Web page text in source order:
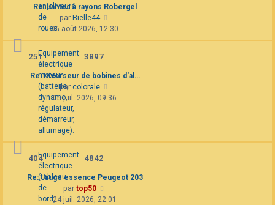
enjoliveurs
de
roues.
Re: Jantes à rayons Robergel
par Bielle44
le
dernier
06 août 2026, 12:30
Equipement
électrique
moteur
(batterie,
dynamo,
régulateur,
démarreur,
allumage).
251 3897
Re: Inverseur de bobines d'al…
parcolorale
le
05 juil. 2026, 09:36
Equipement
électrique
(tableau
de
bord,
404 4842
Re: Jauge essence Peugeot 203
partop50
le
24 juil. 2026, 22:01